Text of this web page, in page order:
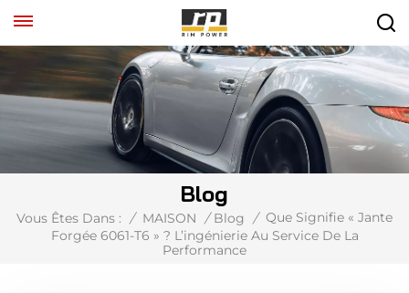
Blog
Vous Êtes Dans : / MAISON / Blog / Que Signifie « Jante
Forgée 6061-T6 » ? L’ingénierie Au Service De La
Performance